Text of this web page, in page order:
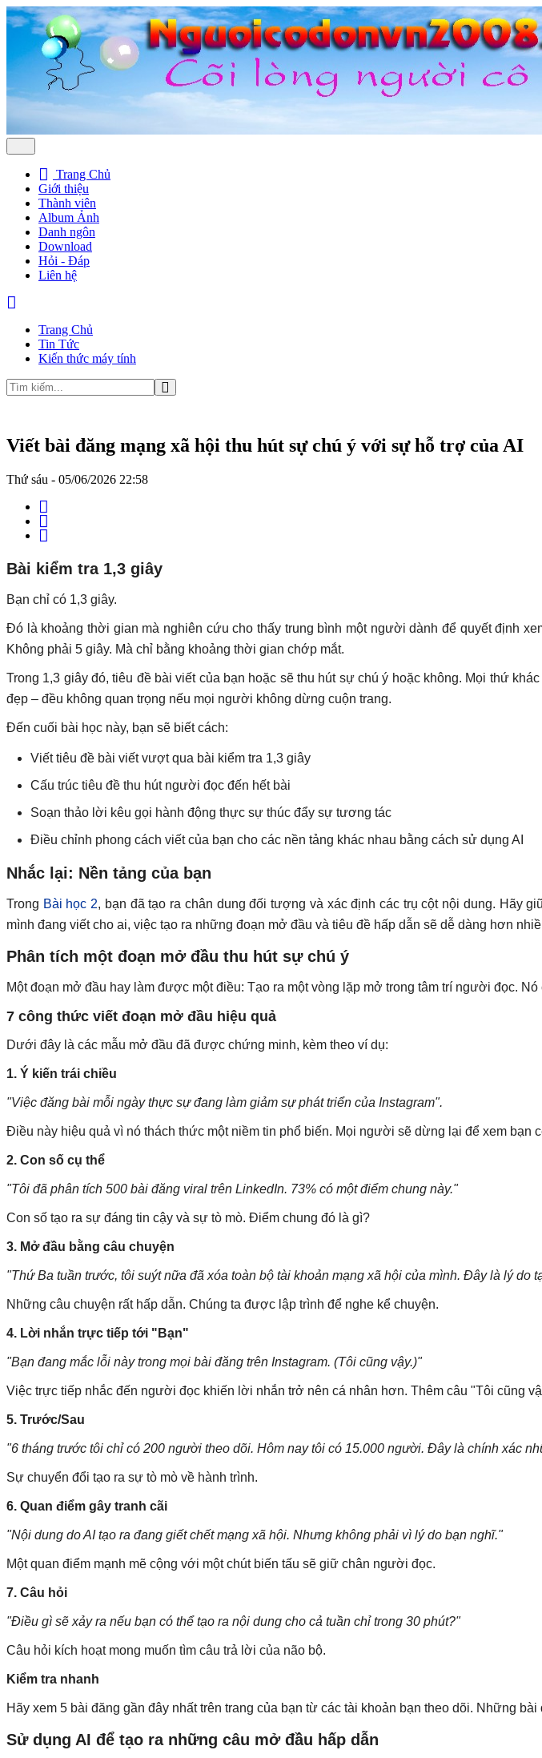
Trang Chủ
Giới thiệu
Thành viên
Album Ảnh
Danh ngôn
Download
Hỏi - Đáp
Liên hệ
Trang Chủ
Tin Tức
Kiến thức máy tính
Viết bài đăng mạng xã hội thu hút sự chú ý với sự hỗ trợ của AI
Thứ sáu - 05/06/2026 22:58
Bài kiểm tra 1,3 giây
Bạn chỉ có 1,3 giây.
Đó là khoảng thời gian mà nghiên cứu cho thấy trung bình một người dành để quyết định
Không phải 5 giây. Mà chỉ bằng khoảng thời gian chớp mắt.
Trong 1,3 giây đó, tiêu đề bài viết của bạn hoặc sẽ thu hút sự chú ý hoặc không. Mọi thứ
đẹp – đều không quan trọng nếu mọi người không dừng cuộn trang.
Đến cuối bài học này, bạn sẽ biết cách:
Viết tiêu đề bài viết vượt qua bài kiểm tra 1,3 giây
Cấu trúc tiêu đề thu hút người đọc đến hết bài
Soạn thảo lời kêu gọi hành động thực sự thúc đẩy sự tương tác
Điều chỉnh phong cách viết của bạn cho các nền tảng khác nhau bằng cách sử dụng AI
Nhắc lại: Nền tảng của bạn
Trong Bài học 2, bạn đã tạo ra chân dung đối tượng và xác định các trụ cột nội dung. Hãy
mình đang viết cho ai, việc tạo ra những đoạn mở đầu và tiêu đề hấp dẫn sẽ dễ dàng hơn
Phân tích một đoạn mở đầu thu hút sự chú ý
Một đoạn mở đầu hay làm được một điều: Tạo ra một vòng lặp mở trong tâm trí người đọc.
7 công thức viết đoạn mở đầu hiệu quả
Dưới đây là các mẫu mở đầu đã được chứng minh, kèm theo ví dụ:
1. Ý kiến trái chiều
"Việc đăng bài mỗi ngày thực sự đang làm giảm sự phát triển của Instagram".
Điều này hiệu quả vì nó thách thức một niềm tin phổ biến. Mọi người sẽ dừng lại để xem bạn
2. Con số cụ thể
"Tôi đã phân tích 500 bài đăng viral trên LinkedIn. 73% có một điểm chung này."
Con số tạo ra sự đáng tin cậy và sự tò mò. Điểm chung đó là gì?
3. Mở đầu bằng câu chuyện
"Thứ Ba tuần trước, tôi suýt nữa đã xóa toàn bộ tài khoản mạng xã hội của mình. Đây là lý do
Những câu chuyện rất hấp dẫn. Chúng ta được lập trình để nghe kể chuyện.
4. Lời nhắn trực tiếp tới "Bạn"
"Bạn đang mắc lỗi này trong mọi bài đăng trên Instagram. (Tôi cũng vậy.)"
Việc trực tiếp nhắc đến người đọc khiến lời nhắn trở nên cá nhân hơn. Thêm câu "Tôi cũng
5. Trước/Sau
"6 tháng trước tôi chỉ có 200 người theo dõi. Hôm nay tôi có 15.000 người. Đây là chính xác
Sự chuyển đổi tạo ra sự tò mò về hành trình.
6. Quan điểm gây tranh cãi
"Nội dung do AI tạo ra đang giết chết mạng xã hội. Nhưng không phải vì lý do bạn nghĩ."
Một quan điểm mạnh mẽ cộng với một chút biến tấu sẽ giữ chân người đọc.
7. Câu hỏi
"Điều gì sẽ xảy ra nếu bạn có thể tạo ra nội dung cho cả tuần chỉ trong 30 phút?"
Câu hỏi kích hoạt mong muốn tìm câu trả lời của não bộ.
Kiểm tra nhanh
Hãy xem 5 bài đăng gần đây nhất trên trang của bạn từ các tài khoản bạn theo dõi. Những
Sử dụng AI để tạo ra những câu mở đầu hấp dẫn